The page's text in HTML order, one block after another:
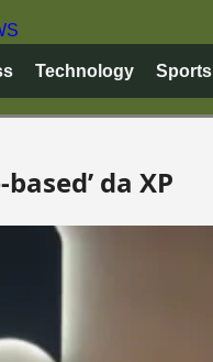
Technology Sports
da XP